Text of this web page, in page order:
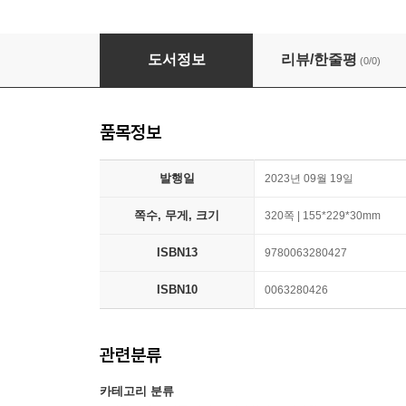
Misbelief: What Makes Rational People
도서정보 리뷰/한줄평 (0/0)
품목정보
발행일 2023년 09월 19일
쪽수, 무게, 크기 320쪽 | 155*229*30mm
ISBN13 9780063280427
ISBN10 0063280426
관련분류
카테고리 분류